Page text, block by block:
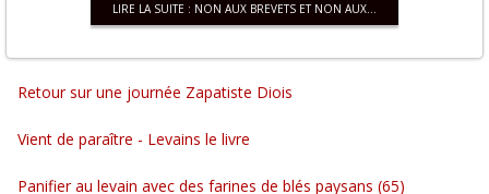
LIRE LA SUITE : NON AUX BREVETS ET NON AUX...
Retour sur une journée Zapatiste Diois
Vient de paraître - Levains le livre
Panifier au levain avec des farines de blés paysans (65)